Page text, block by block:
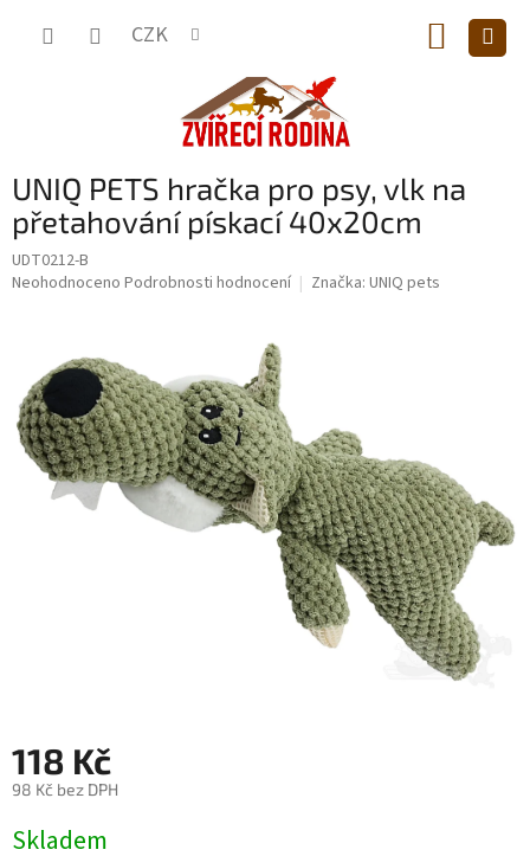
CZK
KOŠÍK
UNIQ PETS hračka pro psy, vlk na
přetahování pískací 40x20cm
UDT0212-B
Průměrné
5
hvězdiček.
Neohodnoceno Podrobnosti hodnocení Značka: UNIQ pets
118 Kč
98 Kč bez DPH
cena:
Skladem